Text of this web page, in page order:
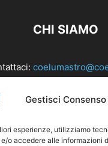
Gestisci Consenso
esperienze, utilizziamo
o accedere alle informazioni
CHI SIAMO
SEGUICI